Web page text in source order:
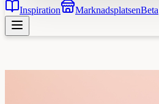
Inspiration
MarknadsplatsenBeta